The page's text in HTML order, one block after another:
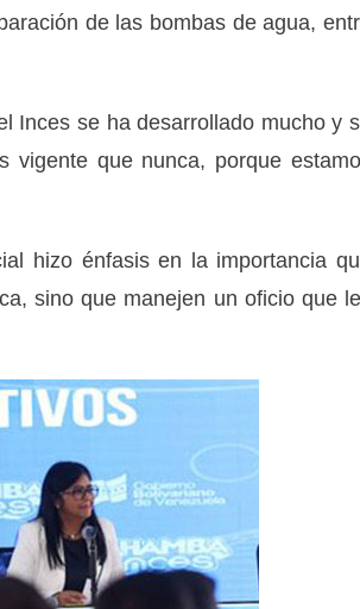
de las bombas de agua,
Inces se ha desarrollado mucho y
vigente que nunca, porque
hizo énfasis en la importancia
sino que manejen un oficio que